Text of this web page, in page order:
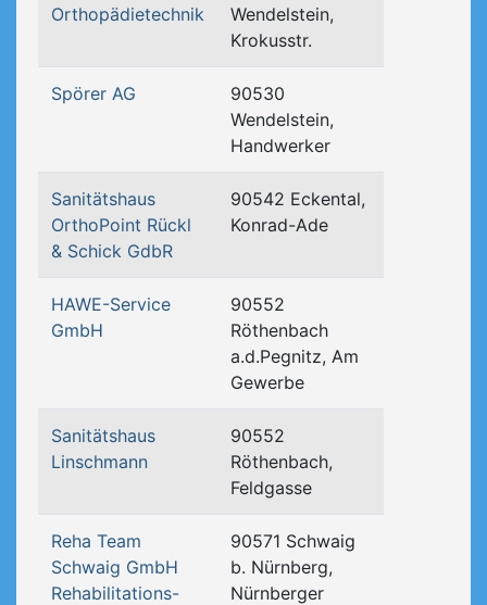
Orthopädietechnik
Wendelstein,
Krokusstr.
Spörer AG
90530
Wendelstein,
Handwerker
Sanitätshaus
OrthoPoint Rückl
& Schick GdbR
90542 Eckental,
Konrad-Ade
HAWE-Service
GmbH
90552
Röthenbach
a.d.Pegnitz, Am
Gewerbe
Sanitätshaus
Linschmann
90552
Röthenbach,
Feldgasse
Reha Team
Schwaig GmbH
Rehabilitations-
90571 Schwaig
b. Nürnberg,
Nürnberger